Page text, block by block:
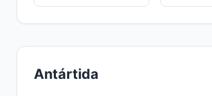
Antártida